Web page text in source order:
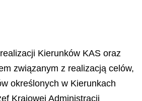
Kierunków KAS oraz
związanym z realizacją celów,
określonych w Kierunkach
Krajowej Administracji